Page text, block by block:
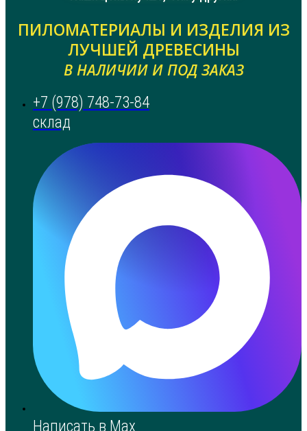
ПИЛОМАТЕРИАЛЫ И ИЗДЕЛИЯ ИЗ
ЛУЧШЕЙ ДРЕВЕСИНЫ
В НАЛИЧИИ И ПОД ЗАКАЗ
+7 (978) 748-73-84
склад
Написать в Max